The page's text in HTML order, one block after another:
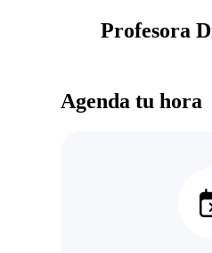
Profesora
Agenda tu hora